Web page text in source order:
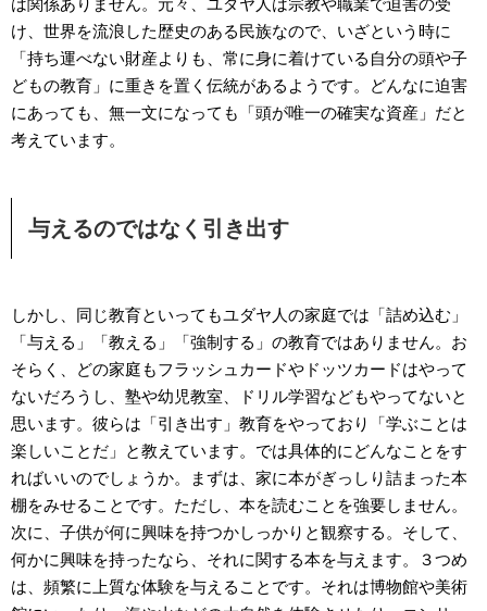
は関係ありません。元々、ユダヤ人は宗教や職業で迫害の受
け、世界を流浪した歴史のある民族なので、いざという時に
「持ち運べない財産よりも、常に身に着けている自分の頭や子
どもの教育」に重きを置く伝統があるようです。どんなに迫害
にあっても、無一文になっても「頭が唯一の確実な資産」だと
考えています。
与えるのではなく引き出す
しかし、同じ教育といってもユダヤ人の家庭では「詰め込む」
「与える」「教える」「強制する」の教育ではありません。お
そらく、どの家庭もフラッシュカードやドッツカードはやって
ないだろうし、塾や幼児教室、ドリル学習などもやってないと
思います。彼らは「引き出す」教育をやっており「学ぶことは
楽しいことだ」と教えています。では具体的にどんなことをす
ればいいのでしょうか。まずは、家に本がぎっしり詰まった本
棚をみせることです。ただし、本を読むことを強要しません。
次に、子供が何に興味を持つかしっかりと観察する。そして、
何かに興味を持ったなら、それに関する本を与えます。３つめ
は、頻繁に上質な体験を与えることです。それは博物館や美術